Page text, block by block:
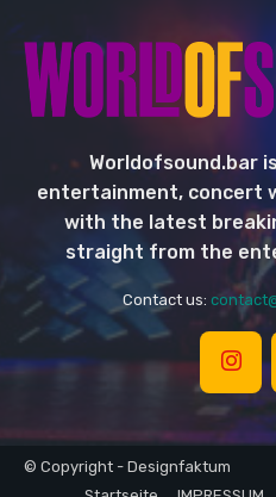
Worldofsound.bar
entertainment, concert
with the latest
straight from the
Contact us:
© Copyright - Designfaktum